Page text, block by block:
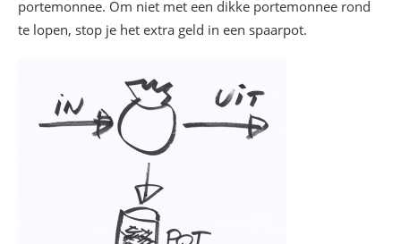
portemonnee. Om niet met een dikke portemonnee rond
te lopen, stop je het extra geld in een spaarpot.